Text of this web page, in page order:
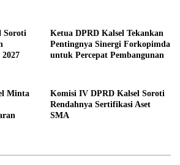
Soroti
Ketua DPRD Kalsel Tekankan
Pentingnya Sinergi Forkopimda
untuk Percepat Pembangunan
Minta
Komisi IV DPRD Kalsel Soroti
Rendahnya Sertifikasi Aset
SMA